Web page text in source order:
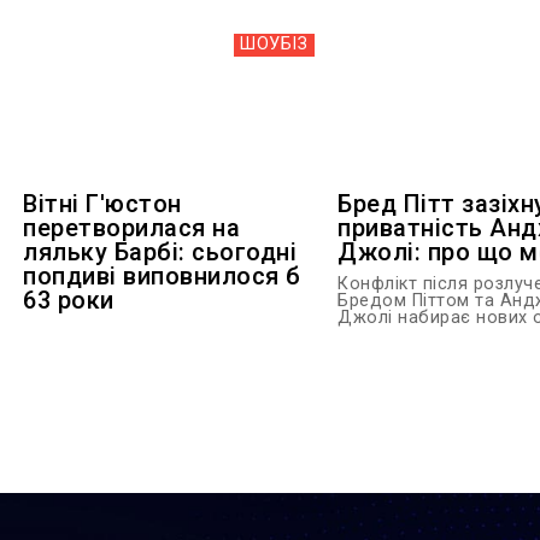
ШОУБIЗ
Вітні Г'юстон
перетворилася на
ляльку Барбі: сьогодні
попдиві виповнилося б
63 роки
Бред Пітт
приватність
Джолі: про що
Конфлікт після
Бредом Піттом та
Джолі набирає нових